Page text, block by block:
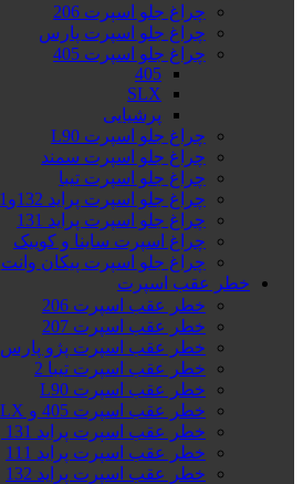
چراغ جلو اسپرت 206
چراغ جلو اسپرت پارس
چراغ جلو اسپرت 405
405
SLX
پرشیایی
چراغ جلو اسپرت L90
چراغ جلو اسپرت سمند
چراغ جلو اسپرت تیبا
چراغ جلو اسپرت پراید 132و111
چراغ جلو اسپرت پراید 131
چراغ اسپرت ساینا و کوییک
چراغ جلو اسپرت پیکان وانت
خطر عقب اسپرت
خطر عقب اسپرت 206
خطر عقب اسپرت 207
خطر عقب اسپرت پژو پارس
خطر عقب اسپرت تیبا 2
خطر عقب اسپرت L90
خطر عقب اسپرت 405 و SLX
خطر عقب اسپرت پراید 131 و GTX
خطر عقب اسپرت پراید 111
خطر عقب اسپرت پراید 132